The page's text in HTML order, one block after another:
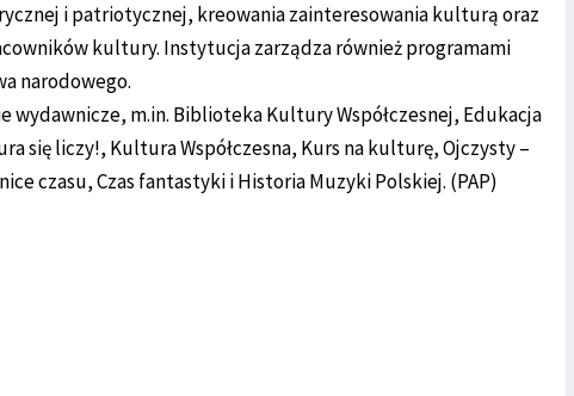
i patriotycznej, kreowania zainteresowania kulturą oraz
kultury. Instytucja zarządza również programami
narodowego.
wydawnicze, m.in. Biblioteka Kultury Współczesnej, Edukacja
się liczy!, Kultura Współczesna, Kurs na kulturę, Ojczysty –
czasu, Czas fantastyki i Historia Muzyki Polskiej. (PAP)